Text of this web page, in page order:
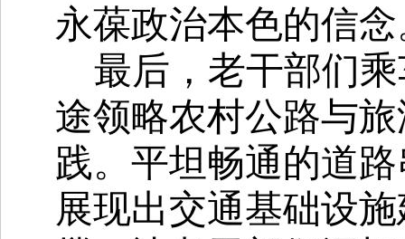
永葆政治本色的信
最后，老干部们
途领略农村公路与
践。平坦畅通的道
展现出交通基础设